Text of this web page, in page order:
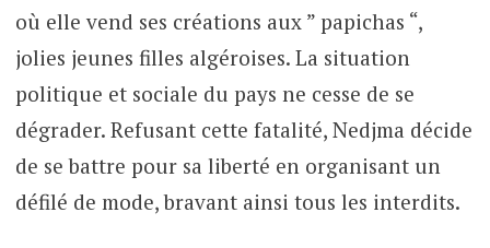
où elle vend ses créations aux ” papichas “,
jolies jeunes filles algéroises. La situation
politique et sociale du pays ne cesse de se
dégrader. Refusant cette fatalité, Nedjma décide
de se battre pour sa liberté en organisant un
défilé de mode, bravant ainsi tous les interdits.